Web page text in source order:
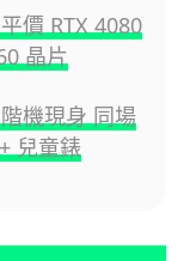
價 RTX 4080
晶片
機現身 同場
兒童錶